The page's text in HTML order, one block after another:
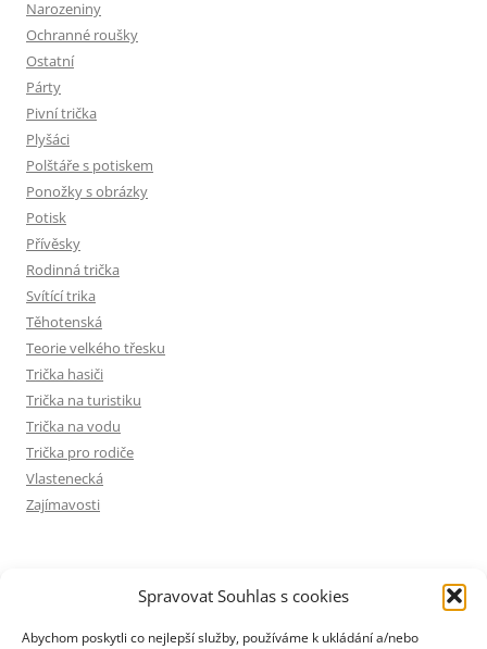
Spravovat Souhlas s cookies
Abychom poskytli co nejlepší služby, používáme k ukládání a/nebo
Narozeniny
Ochranné roušky
Ostatní
Párty
Pivní trička
Plyšáci
Polštáře s potiskem
Ponožky s obrázky
Potisk
Přívěsky
Rodinná trička
Svítící trika
Těhotenská
Teorie velkého třesku
Trička hasiči
Trička na turistiku
Trička na vodu
Trička pro rodiče
Vlastenecká
Zajímavosti
Zásady ochrany osobních údajů